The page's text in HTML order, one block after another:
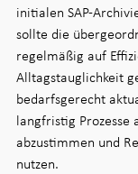
initialen SAP-
sollte die
regelmäßig auf
Alltagstauglichkeit
bedarfsgerecht
langfristig Prozesse
abzustimmen und
nutzen.